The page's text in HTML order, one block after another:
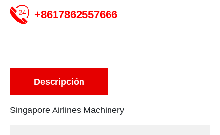
+8617862557666
Descripción
Singapore Airlines Machinery